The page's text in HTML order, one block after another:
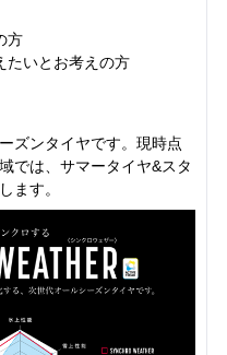
方
たいとお考えの方
ズンタイヤです。現時点
では、サマータイヤ&スタ
ます。